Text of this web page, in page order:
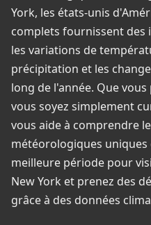
York, les états-unis
complets fournissent
les variations de
précipitation et les
long de l'année. Que
vous soyez simplement
vous aide à comprendre
météorologiques uniques
meilleure période pour
New York et prenez des
grâce à des données